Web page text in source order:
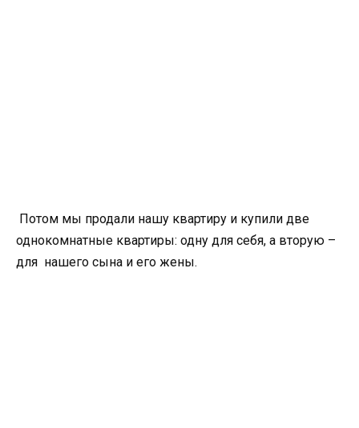
Потом мы продали нашу квартиру и купили две
однокомнатные квартиры: одну для себя, а вторую –
для нашего сына и его жены.